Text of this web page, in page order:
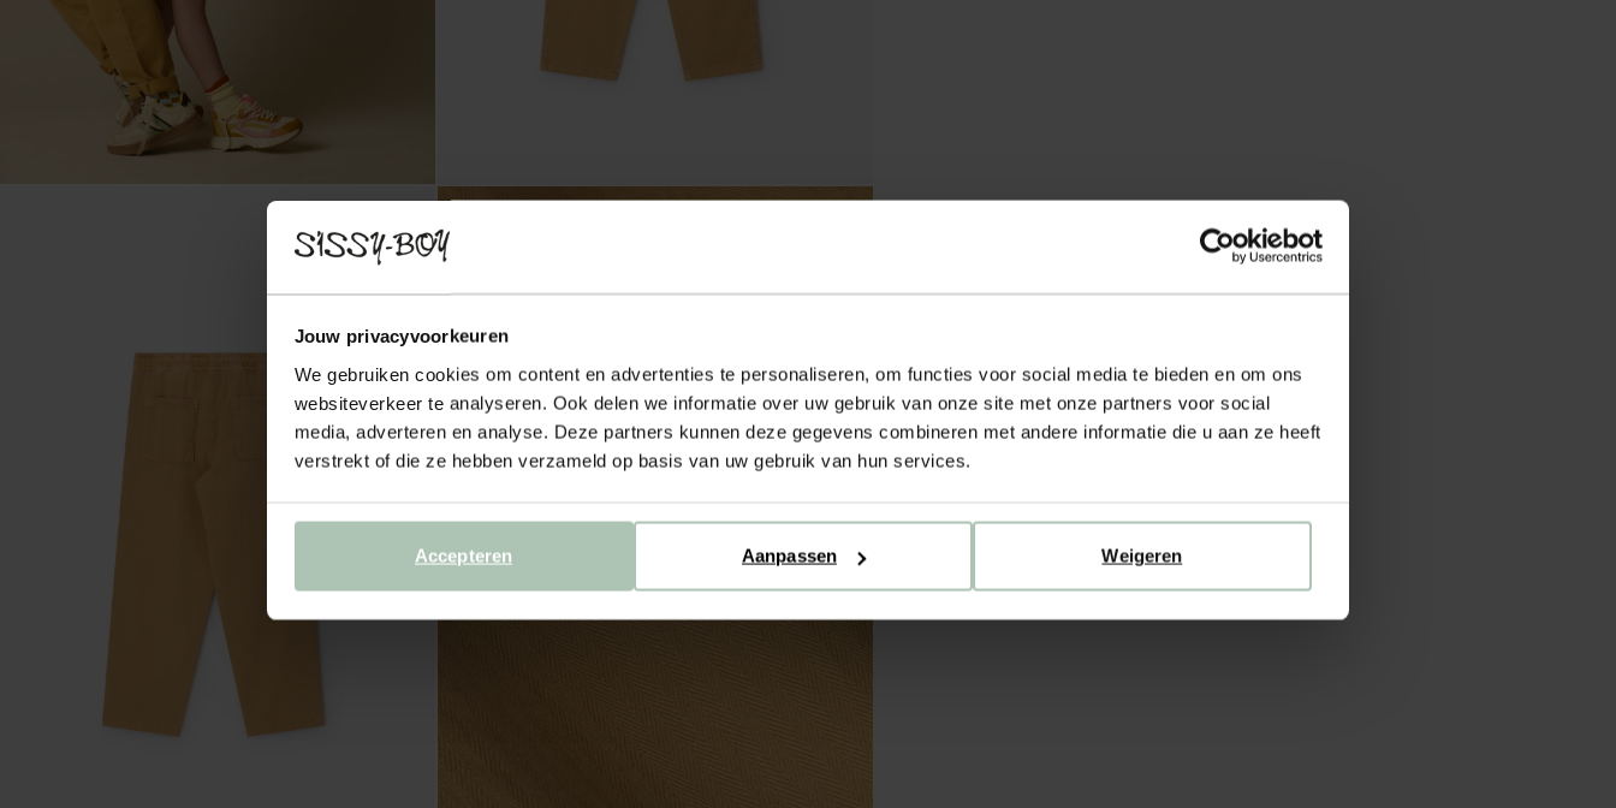
Jouw privacyvoorkeuren
We gebruiken cookies om content en advertenties te personaliseren, om functies voor social media te bieden en om ons
websiteverkeer te analyseren. Ook delen we informatie over uw gebruik van onze site met onze partners voor social
media, adverteren en analyse. Deze partners kunnen deze gegevens combineren met andere informatie die u aan ze heeft
verstrekt of die ze hebben verzameld op basis van uw gebruik van hun services.
Weigeren
Aanpassen
Accepteren